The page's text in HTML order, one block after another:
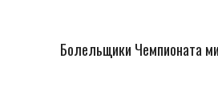
Болельщики Чемпионата